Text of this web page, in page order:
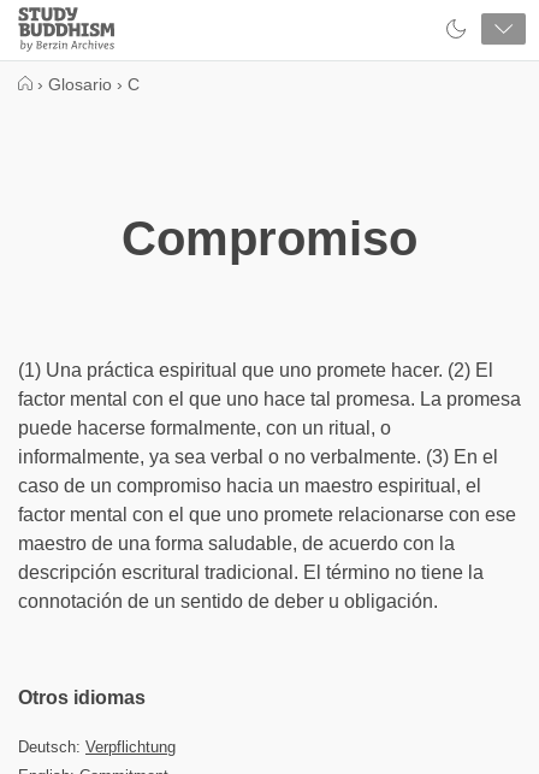
Close
Study
Buddhism
› Glosario › C
Compromiso
(1) Una práctica espiritual que uno promete hacer. (2) El
factor mental con el que uno hace tal promesa. La promesa
puede hacerse formalmente, con un ritual, o
informalmente, ya sea verbal o no verbalmente. (3) En el
caso de un compromiso hacia un maestro espiritual, el
factor mental con el que uno promete relacionarse con ese
maestro de una forma saludable, de acuerdo con la
descripción escritural tradicional. El término no tiene la
connotación de un sentido de deber u obligación.
Otros idiomas
Deutsch: Verpflichtung